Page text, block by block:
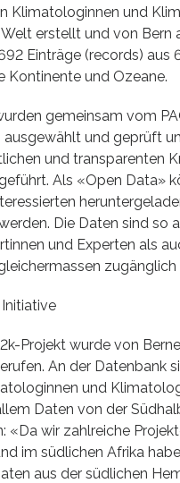
Klimatologinnen und
erstellt und von Bern
Einträge (records) aus
Kontinente und Ozeane.
gemeinsam vom
und geprüft
und transparenten
Als «Open Data»
Die Daten sind so
und Experten als
zugänglich
Initiative
Projekt wurde von
An der Datenbank
und
Daten von der
«Da wir zahlreiche
im südlichen Afrika
aus der südlichen